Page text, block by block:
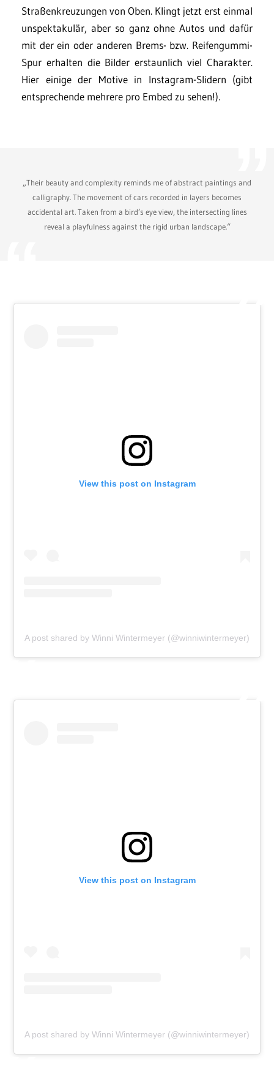
Straßenkreuzungen von Oben. Klingt jetzt erst einmal
unspektakulär, aber so ganz ohne Autos und dafür
mit der ein oder anderen Brems- bzw. Reifengummi-
Spur erhalten die Bilder erstaunlich viel Charakter.
Hier einige der Motive in Instagram-Slidern (gibt
entsprechende mehrere pro Embed zu sehen!).
„Their beauty and complexity reminds me of abstract paintings and
calligraphy. The movement of cars recorded in layers becomes
accidental art. Taken from a bird’s eye view, the intersecting lines
reveal a playfulness against the rigid urban landscape.“
View this post on Instagram
A post shared by Winni Wintermeyer (@winniwintermeyer)
View this post on Instagram
A post shared by Winni Wintermeyer (@winniwintermeyer)